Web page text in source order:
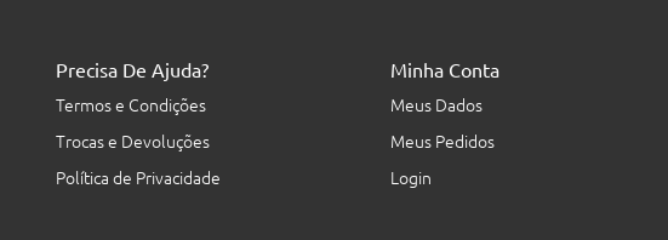
Precisa De Ajuda?
Termos e Condições
Trocas e Devoluções
Política de Privacidade
Minha Conta
Meus Dados
Meus Pedidos
Login